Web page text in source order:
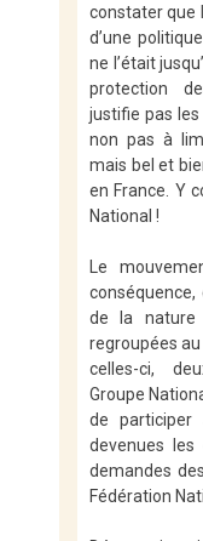
constater que
d’une
ne l’était
protection
justifie pas
non pas à
mais bel et
en France. Y
National !
Le
de la
regroupées
celles-ci,
Groupe
de participer
devenues les
demandes
Fédération